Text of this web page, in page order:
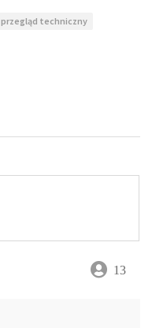
przegląd techniczny
13